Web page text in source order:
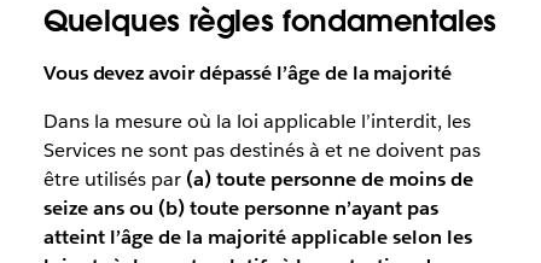
Quelques règles fondamentales
Vous devez avoir dépassé l’âge de la majorité
Dans la mesure où la loi applicable l’interdit, les
Services ne sont pas destinés à et ne doivent pas
être utilisés par (a) toute personne de moins de
seize ans ou (b) toute personne n’ayant pas
atteint l’âge de la majorité applicable selon les